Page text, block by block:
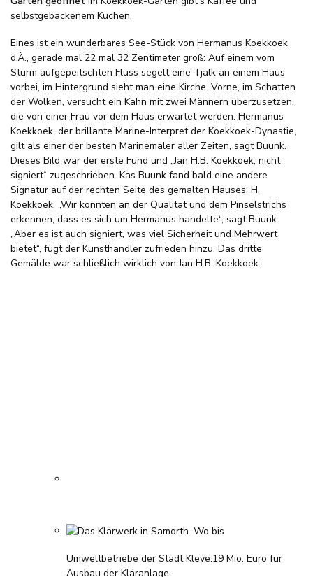
selbstgebackenem Kuchen.
Eines ist ein wunderbares See-Stück von Hermanus Koekkoek
d.Ä., gerade mal 22 mal 32 Zentimeter groß: Auf einem vom
Sturm aufgepeitschten Fluss segelt eine Tjalk an einem Haus
vorbei, im Hintergrund sieht man eine Kirche. Vorne, im Schatten
der Wolken, versucht ein Kahn mit zwei Männern überzusetzen,
die von einer Frau vor dem Haus erwartet werden. Hermanus
Koekkoek, der brillante Marine-Interpret der Koekkoek-Dynastie,
gilt als einer der besten Marinemaler aller Zeiten, sagt Buunk.
Dieses Bild war der erste Fund und „Jan H.B. Koekkoek, nicht
signiert“ zugeschrieben. Kas Buunk fand bald eine andere
Signatur auf der rechten Seite des gemalten Hauses: H.
Koekkoek. „Wir konnten an der Qualität und dem Pinselstrichs
erkennen, dass es sich um Hermanus handelte“, sagt Buunk.
„Aber es ist auch signiert, was viel Sicherheit und Mehrwert
bietet“, fügt der Kunsthändler zufrieden hinzu. Das dritte
Gemälde war schließlich wirklich von Jan H.B. Koekkoek.
Umweltbetriebe der Stadt Kleve:19 Mio. Euro für
Ausbau der Kläranlage